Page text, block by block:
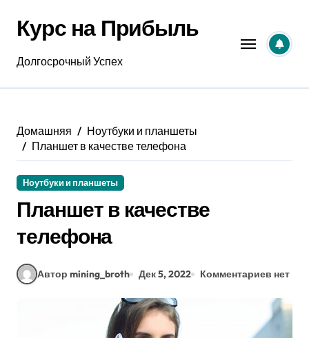
содержанию
Курс на Прибыль
Долгосрочный Успех
Домашняя
Ноутбуки и планшеты
Планшет в качестве телефона
Ноутбуки и планшеты
Планшет в качестве
телефона
Автор mining_broth Дек 5, 2022 Комментариев нет